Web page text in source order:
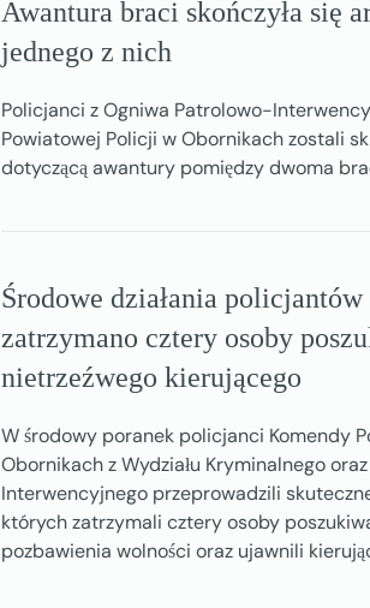
Awantura braci skończyła się
jednego z nich
Policjanci z Ogniwa Patrolowo-
Powiatowej Policji w Obornikach zostali
dotyczącą awantury pomiędzy dwoma
Środowe działania
zatrzymano cztery osoby
nietrzeźwego kierującego
W środowy poranek policjanci Komendy
Obornikach z Wydziału Kryminalnego
Interwencyjnego przeprowadzili
których zatrzymali cztery osoby
pozbawienia wolności oraz ujawnili